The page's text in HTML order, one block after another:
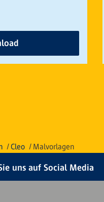
Cleo Malvorlagen
uns auf Social Media